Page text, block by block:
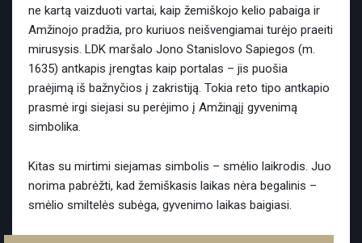
ne kartą vaizduoti vartai, kaip žemiškojo kelio pabaiga ir
Amžinojo pradžia, pro kuriuos neišvengiamai turėjo praeiti
mirusysis. LDK maršalo Jono Stanislovo Sapiegos (m.
1635) antkapis įrengtas kaip portalas – jis puošia
praėjimą iš bažnyčios į zakristiją. Tokia reto tipo antkapio
prasmė irgi siejasi su perėjimo į Amžinąjį gyvenimą
simbolika.
Kitas su mirtimi siejamas simbolis – smėlio laikrodis. Juo
norima pabrėžti, kad žemiškasis laikas nėra begalinis –
smėlio smiltelės subėga, gyvenimo laikas baigiasi.